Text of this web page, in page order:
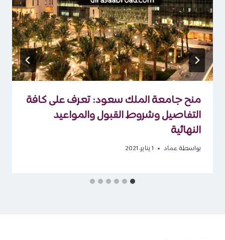
منح جامعة الملك سعود: تعرف على كافة
التفاصيل وشروط القبول والمواعيد
النهائية
بواسطة عماد 1 يناير، 2021